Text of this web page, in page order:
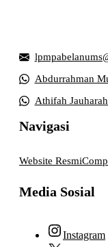
Abdurrahman
Athifah
Navigasi
Website Resmi
Media Sosial
Instagram